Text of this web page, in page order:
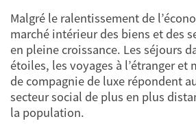
Malgré le ralentissement de
marché intérieur des biens et des
en pleine croissance. Les séjours
étoiles, les voyages à l’étranger et
de compagnie de luxe répondent
secteur social de plus en plus
la population.